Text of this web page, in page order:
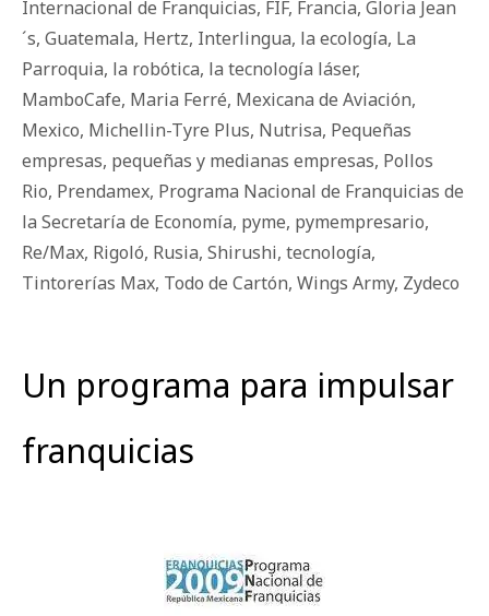
Internacional de Franquicias, FIF, Francia, Gloria Jean
´s, Guatemala, Hertz, Interlingua, la ecología, La
Parroquia, la robótica, la tecnología láser,
MamboCafe, Maria Ferré, Mexicana de Aviación,
Mexico, Michellin-Tyre Plus, Nutrisa, Pequeñas
empresas, pequeñas y medianas empresas, Pollos
Rio, Prendamex, Programa Nacional de Franquicias de
la Secretaría de Economía, pyme, pymempresario,
Re/Max, Rigoló, Rusia, Shirushi, tecnología,
Tintorerías Max, Todo de Cartón, Wings Army, Zydeco
Un programa para impulsar
franquicias